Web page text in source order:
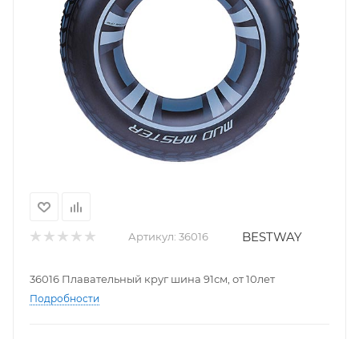
Артикул: 36016 BESTWAY
36016 Плавательный круг шина 91см, от 10лет
Подробности